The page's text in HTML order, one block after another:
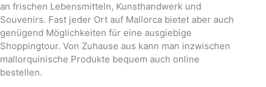
an frischen Lebensmitteln, Kunsthandwerk und
Souvenirs. Fast jeder Ort auf Mallorca bietet aber auch
genügend Möglichkeiten für eine ausgiebige
Shoppingtour. Von Zuhause aus kann man inzwischen
mallorquinische Produkte bequem auch online
bestellen.